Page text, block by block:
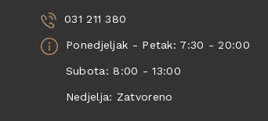
031 211 380
Ponedjeljak - Petak: 7:30 - 20:00
Subota: 8:00 - 13:00
Nedjelja: Zatvoreno